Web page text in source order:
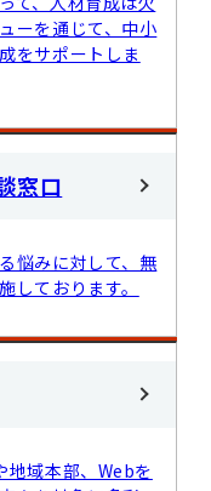
ーを通じて、中小
をサポートしま
窓口
悩みに対して、無
しております。
地域本部、Webを